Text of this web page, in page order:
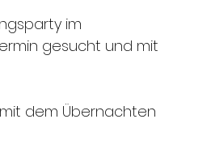
im
gesucht und mit
dem Übernachten